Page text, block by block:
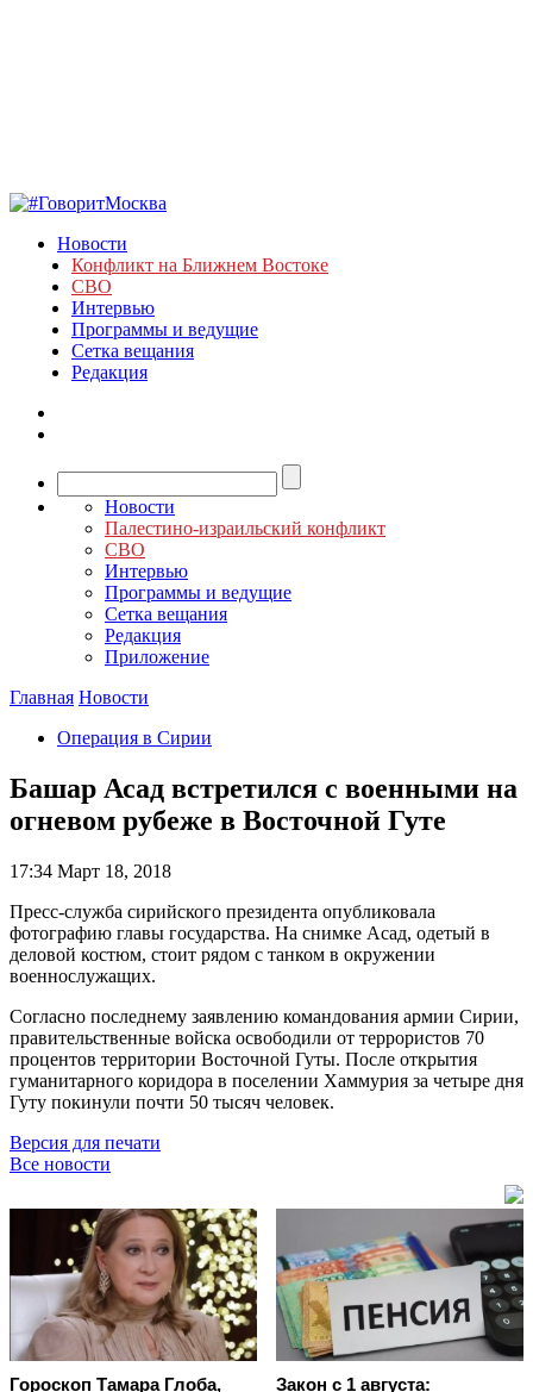
Новости
Конфликт на Ближнем Востоке
СВО
Интервью
Программы и ведущие
Сетка вещания
Редакция
Новости
Палестино-израильский конфликт
СВО
Интервью
Программы и ведущие
Сетка вещания
Редакция
Приложение
Главная Новости
Операция в Сирии
Башар Асад встретился с военными на
огневом рубеже в Восточной Гуте
17:34 Март 18, 2018
Пресс-служба сирийского президента опубликовала
фотографию главы государства. На снимке Асад, одетый в
деловой костюм, стоит рядом с танком в окружении
военнослужащих.
Согласно последнему заявлению командования армии Сирии,
правительственные войска освободили от террористов 70
процентов территории Восточной Гуты. После открытия
гуманитарного коридора в поселении Хаммурия за четыре дня
Гуту покинули почти 50 тысяч человек.
Версия для печати
Все новости
Гороскоп Тамара Глоба,
Закон с 1 августа: